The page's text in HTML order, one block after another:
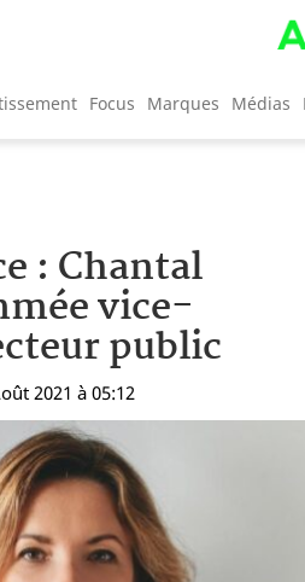
Focus Marques Médias
: Chantal
vice-
public
2021 à 05:12